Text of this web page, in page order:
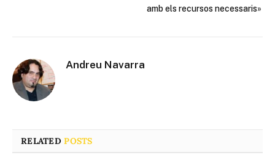
amb els recursos necessaris»
Andreu Navarra
RELATEDPOSTS